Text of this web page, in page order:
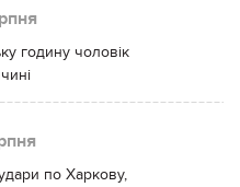
годину чоловік
по Харкову,